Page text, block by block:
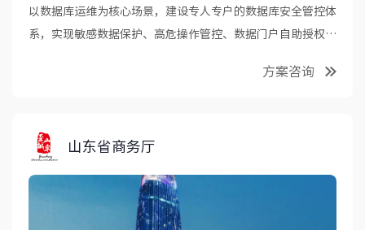
以数据库运维为核心场景，建设专人专户的数据库安全管控体
系，实现敏感数据保护、高危操作管控、数据门户自助授权与
方案咨询
山东省商务厅